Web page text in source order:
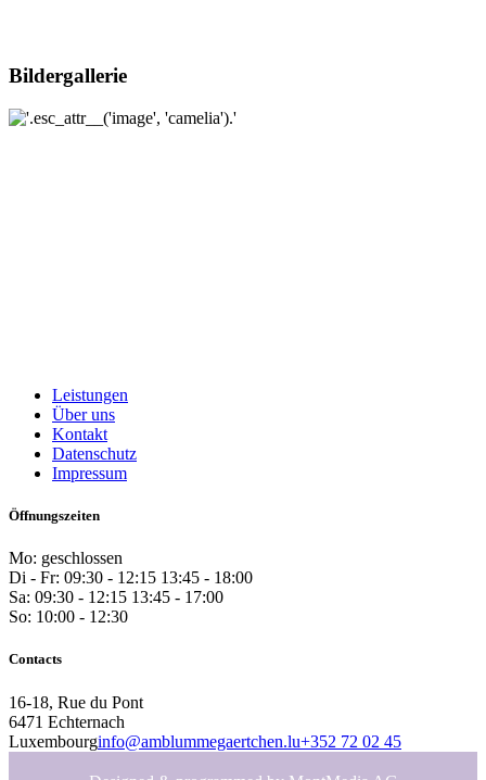
Bildergallerie
Leistungen
Über uns
Kontakt
Datenschutz
Impressum
Öffnungszeiten
Mo: geschlossen
Di - Fr: 09:30 - 12:15 13:45 - 18:00
Sa: 09:30 - 12:15 13:45 - 17:00
So: 10:00 - 12:30
Contacts
16-18, Rue du Pont
6471 Echternach
Luxembourginfo@amblummegaertchen.lu+352 72 02 45